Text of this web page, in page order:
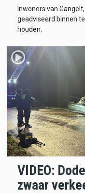
Inwoners van
geadviseerd binnen
houden.
VIDEO:
zwaar